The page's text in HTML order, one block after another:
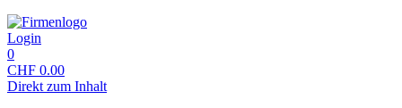
Login
0
CHF 0.00
Direkt zum Inhalt